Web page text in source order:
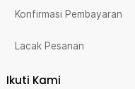
Konfirmasi Pembayaran
Lacak Pesanan
Ikuti Kami